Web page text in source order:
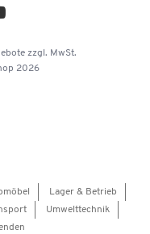
zzgl. MwSt.
2026
Lager & Betrieb
Umwelttechnik